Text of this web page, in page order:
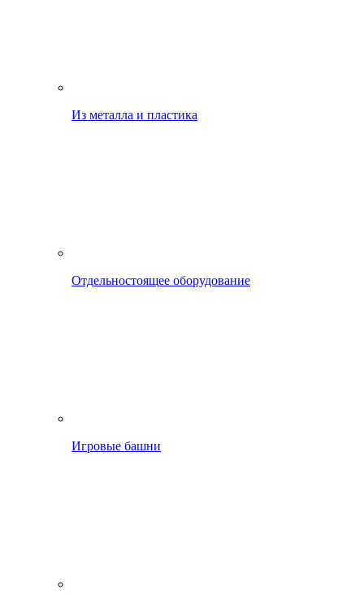
Из металла и пластика
Отдельностоящее оборудование
Игровые башни